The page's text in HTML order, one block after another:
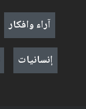
آراء وافكار
إنسانيات